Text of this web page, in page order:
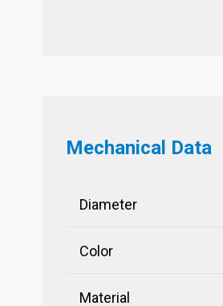
Mechanical Data
Diameter
Color
Material